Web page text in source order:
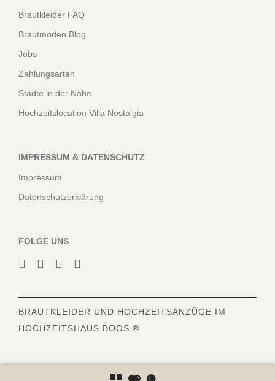
Brautkleider FAQ
Brautmoden Blog
Jobs
Zahlungsarten
Städte in der Nähe
Hochzeitslocation Villa Nostalgia
IMPRESSUM & DATENSCHUTZ
Impressum
Datenschutzerklärung
FOLGE UNS
BRAUTKLEIDER UND HOCHZEITSANZÜGE IM
HOCHZEITSHAUS BOOS ®